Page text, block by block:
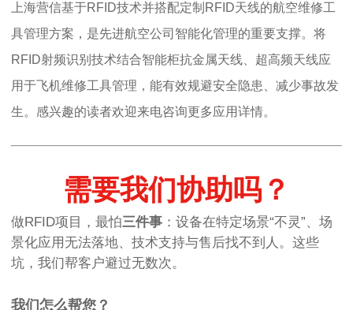
上海营信基于RFID技术并搭配定制RFID天线的航空维修工
具管理方案，是先进航空公司智能化管理的重要支撑。将
RFID射频识别技术结合智能柜抗金属天线、超高频天线应
用于飞机维修工具管理，能有效规避安全隐患、减少事故发
生。感兴趣的读者欢迎来电咨询更多应用详情。
需要我们协助吗？
做RFID项目，最怕三件事 ：设备在特定场景“不灵”、场
景化应用无法落地、技术支持与售后找不到人。这些
坑，我们帮客户避过无数次。
我们怎么帮您？